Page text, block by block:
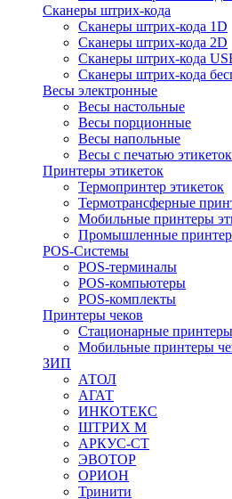
Сканеры штрих-кода
Сканеры штрих-кода 1D
Сканеры штрих-кода 2D
Сканеры штрих-кода
Сканеры штрих-кода
Весы электронные
Весы настольные
Весы порционные
Весы напольные
Весы с печатью этикеток
Принтеры этикеток
Термопринтер этикеток
Термотрансферные
Мобильные принтеры
Промышленные
POS-Системы
POS-терминалы
POS-компьютеры
POS-комплекты
Принтеры чеков
Стационарные
Мобильные принтеры
ЗИП
АТОЛ
АГАТ
ИНКОТЕКС
ШТРИХ М
АРКУС-СТ
ЭВОТОР
ОРИОН
Тринити